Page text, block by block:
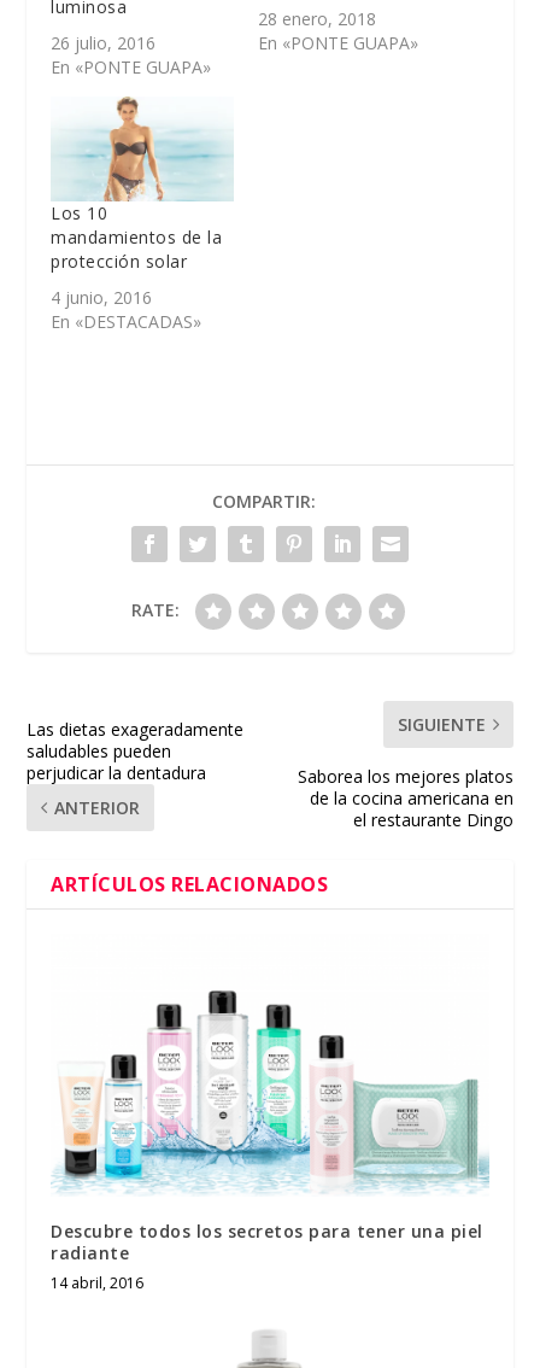
luminosa
26 julio, 2016
En «PONTE GUAPA»
28 enero, 2018
En «PONTE GUAPA»
Los 10
mandamientos de la
protección solar
4 junio, 2016
En «DESTACADAS»
COMPARTIR:
RATE:
Las dietas exageradamente
saludables pueden
perjudicar la dentadura
ANTERIOR
SIGUIENTE
Saborea los mejores platos
de la cocina americana en
el restaurante Dingo
ARTÍCULOS RELACIONADOS
Descubre todos los secretos para tener una piel
radiante
14 abril, 2016